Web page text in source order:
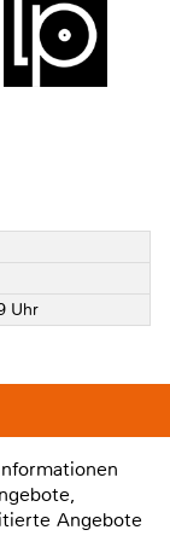
Uhr
Angebote